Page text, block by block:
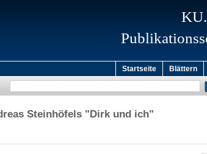
Startseite Blättern
Steinhöfels "Dirk und ich"